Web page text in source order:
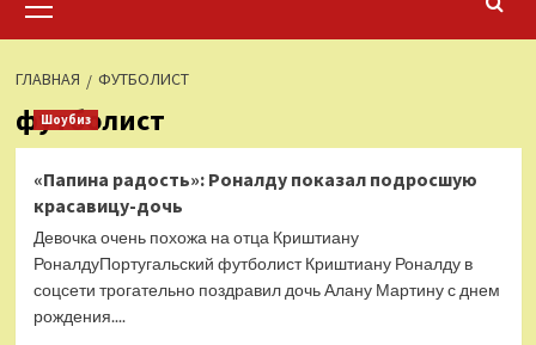
меню
ГЛАВНАЯ ФУТБОЛИСТ
футболист
Шоубиз
«Папина радость»: Роналду показал подросшую
красавицу-дочь
Девочка очень похожа на отца Криштиану
РоналдуПортугальский футболист Криштиану Роналду в
соцсети трогательно поздравил дочь Алану Мартину с днем
рождения....